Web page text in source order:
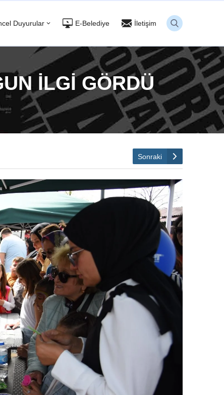
Duyurular E-Belediye İletişim
İLGİ GÖRDÜ
Sonraki